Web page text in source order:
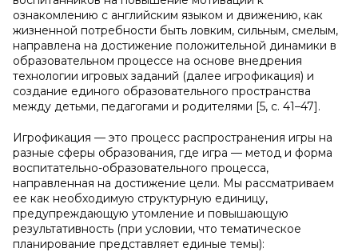
ознакомлению с английским языком и движению, как
жизненной потребности быть ловким, сильным, смелым,
направлена на достижение положительной динамики в
образовательном процессе на основе внедрения
технологии игровых заданий (далее игрофикация) и
создание единого образовательного пространства
между детьми, педагогами и родителями [5, c. 41–47].
Игрофикация — это процесс распространения игры на
разные сферы образования, где игра — метод и форма
воспитательно-образовательного процесса,
направленная на достижение цели. Мы рассматриваем
ее как необходимую структурную единицу,
предупреждающую утомление и повышающую
результативность (при условии, что тематическое
планирование представляет единые темы):